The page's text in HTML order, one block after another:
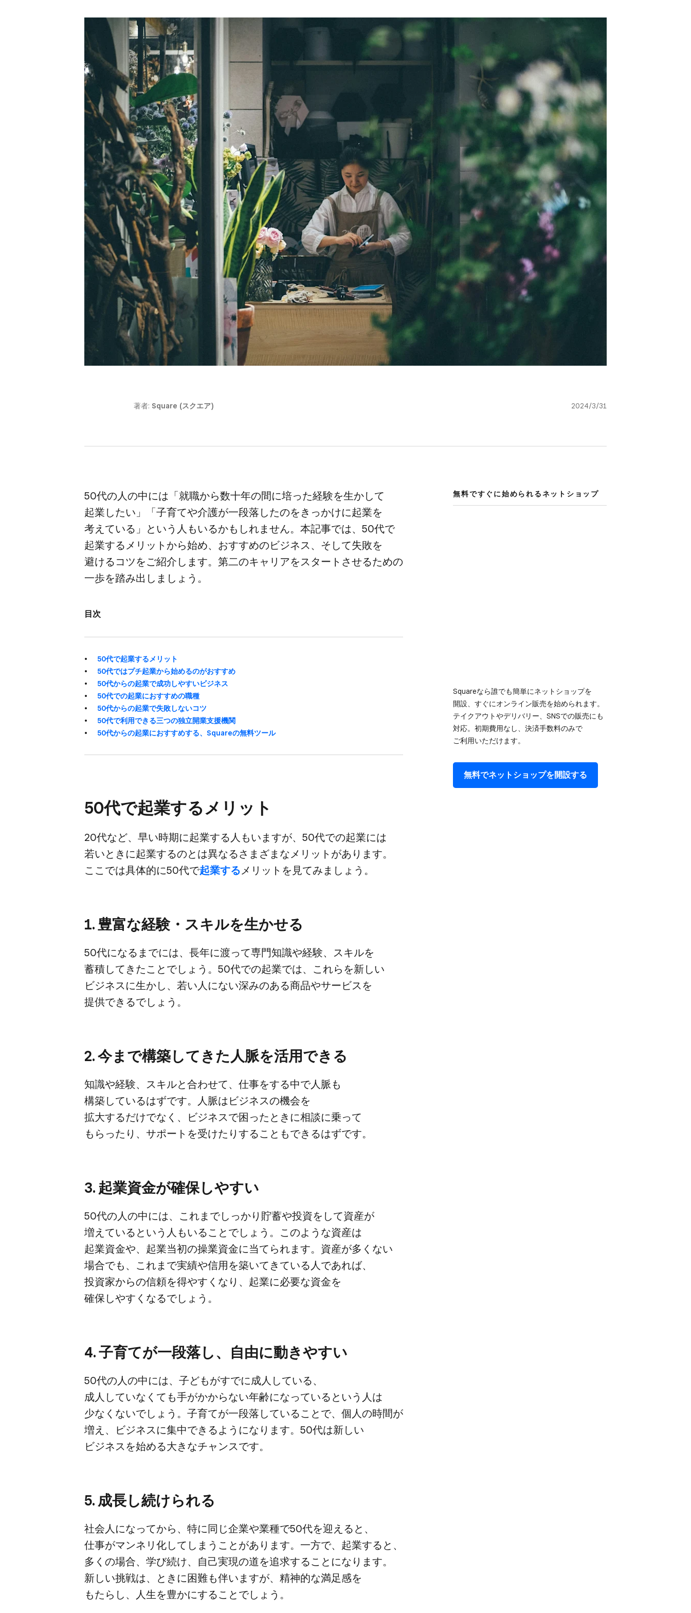
著者: Square (スクエア) 2024/3/31
50代の​人の​中には​「就職から​数十年の​間に​培った​経験を​生かして​
起業したい」​「子育てや​介護が​一段落したのを​きっかけに​起業を​
考えている」と​いう​人も​いるかもしれません。​本記事では、​50代で​
起業する​メリットから​始め、​おすすめの​ビジネス、​そして​失敗を​
避ける​コツを​ご紹介します。​第二の​キャリアを​スタートさせる​ための​
一歩を​踏み出しましょう。
目次
50代で​起業する​メリット
50代では​プチ起業から​始めるのが​おすすめ
50代からの​起業で​成功しやすい​ビジネス
50代での​起業に​おすすめの​職種
50代からの​起業で​失敗しない​コツ
50代で​利用できる​三つの​独立開業支援機関
50代からの​起業に​おすすめする、​Squareの​無料ツール
50代で​起業する​メリット
20代など、​早い​時期に​起業する​人もいますが、​50代での​起業には​
若い​ときに​起業するのとは​異なるさまざまな​メリットが​あります。​
ここでは​具体的に​50代で​起業する ​メリットを​見てみましょう。
1. 豊富な​経験・スキルを​生かせる
50代に​なるまでには、​長年に​渡って​専門知識や​経験、​スキルを​
蓄積してきた​ことでしょう。​50代での​起業では、​これらを​新しい​
ビジネスに​生かし、​若い​人に​ない​深みの​ある​商品や​サービスを​
提供できるでしょう。
2. 今まで​構築してきた​人脈を​活用できる
知識や​経験、​スキルと​合わせて、​仕事を​する​中で​人脈も​
構築しているはずです。​人脈は​ビジネスの​機会を​
拡大するだけでなく、​ビジネスで​困った​ときに​相談に​乗って​
もらったり、​サポートを​受けたりする​ことも​できるはずです。
3. 起業資金が​確保しやすい
50代の​人の​中には、​これまでしっかり​貯蓄や​投資を​して​資産が​
増えていると​いう​人も​いる​ことでしょう。​このような​資産は​
起業資金や、​起業当初の​操業資金に​当てられます。​資産が​多くない​
場合でも、​これまで​実績や​信用を​築いてきている​人で​あれば、​
投資家からの​信頼を​得やすくなり、​起業に​必要な​資金を​
確保しやすくなるでしょう。
4. 子育てが​一段落し、​自由に​動きやすい
50代の​人の​中には、​子どもが​すでに​成人している、​
成人していなくても​手が​かからない​年齢に​なっていると​いう​人は​
少なくないでしょう。​子育てが​一段落している​ことで、​個人の​時間が​
増え、​ビジネスに​集中できるようになります。​50代は​新しい​
ビジネスを​始める​大きな​チャンスです。
5. 成長し続けられる
社会人に​なってから、​特に​同じ​企業や​業種で​50代を​迎えると、​
仕事が​マンネリ化してしまうことがあります。​一方で、​起業すると、​
多くの​場合、​学び続け、​自己実現の​道を​追求する​ことになります。​
新しい​挑戦は、​ときに​困難も​伴いますが、​精神的な​満足感を​
もたらし、​人生を​豊かに​する​ことでしょう。
無料ですぐに​始められる​ネットショップ
Squareなら誰でも​簡単に​ネットショップを​
開設、​すぐに​オンライン販売を​始められます。​
テイクアウトや​デリバリー、​SNSでの​販売にも​
対応。​初期費用なし、​決済手数料のみで​
ご利用いただけます。
無料で​ネットショップを​開設する